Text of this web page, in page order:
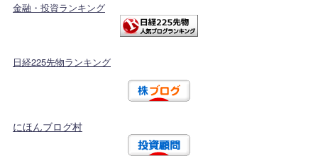
金融・投資ランキング
日経225先物ランキング
にほんブログ村